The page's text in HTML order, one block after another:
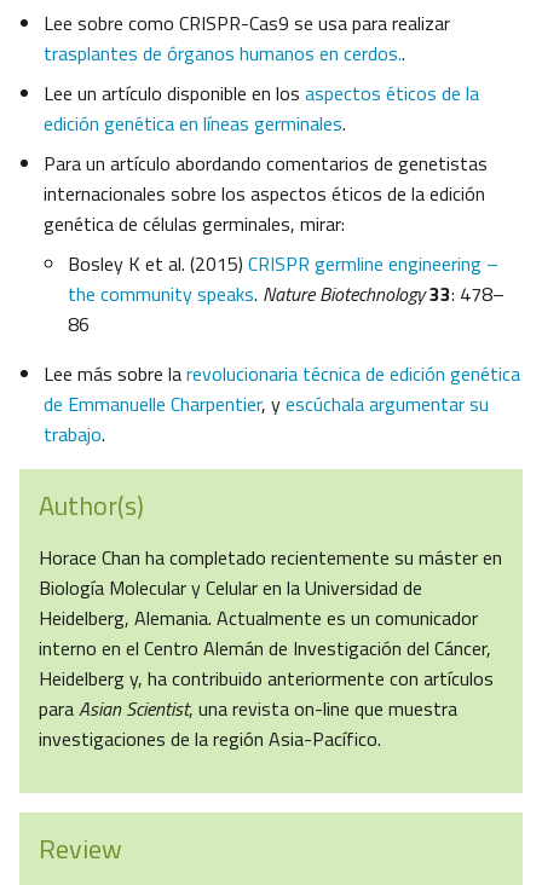
Lee sobre como CRISPR-Cas9 se usa para realizar
trasplantes de órganos humanos en cerdos..
Lee un artículo disponible en los aspectos éticos de la
edición genética en líneas germinales.
Para un artículo abordando comentarios de genetistas
internacionales sobre los aspectos éticos de la edición
genética de células germinales, mirar:
Bosley K et al. (2015) CRISPR germline engineering ­–
the community speaks. Nature Biotechnology33: 478­–
86
Lee más sobre larevolucionaria técnica de edición genética
de Emmanuelle Charpentier, yescúchala argumentar su
trabajo.
Author(s)
Horace Chan ha completado recientemente su máster en
Biología Molecular y Celular en la Universidad de
Heidelberg, Alemania. Actualmente es un comunicador
interno en el Centro Alemán de Investigación del Cáncer,
Heidelberg y, ha contribuido anteriormente con artículos
paraAsian Scientist, una revista on-line que muestra
investigaciones de la región Asia-Pacífico.
Review